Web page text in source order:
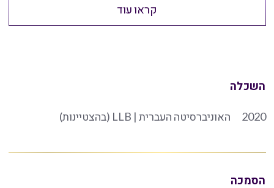
קראו עוד
השכלה
2020 האוניברסיטה העברית | LLB (בהצטיינות)
הסמכה